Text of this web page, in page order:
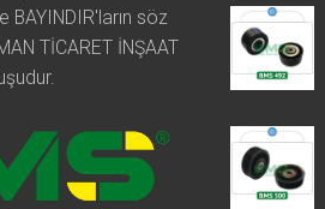
BAYINDIR'ların söz
TİCARET İNŞAAT